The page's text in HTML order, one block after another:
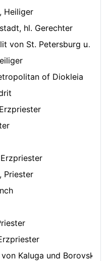
Heiliger
hl. Gerechter
St. Petersburg und Ladoga
of Diokleia
Priester
Kaluga und Borovsk